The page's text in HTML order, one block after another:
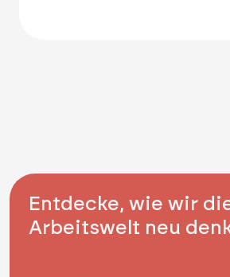
Entdecke, wie wir
Arbeitswelt neu